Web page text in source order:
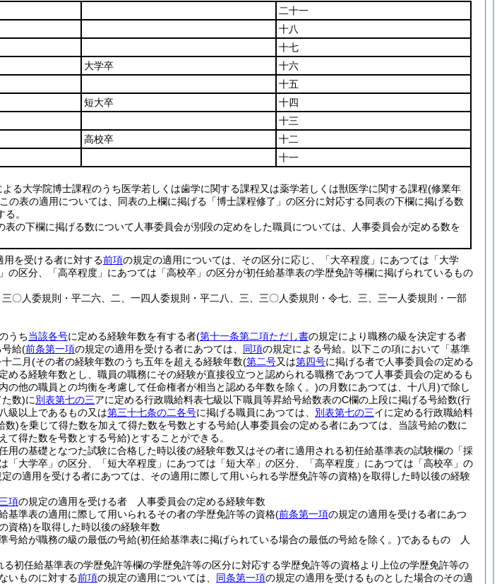
二十一
十八
十七
大学卒
十六
十五
短大卒
十四
十三
高校卒
十二
十一
よる大学院博士課程のうち医学若しくは歯学に関する課程又は薬学若しくは獣医学に関する課程(修業年
の表の適用については、同表の上欄に掲げる「博士課程修了」の区分に対応する同表の下欄に掲げる数
。
の下欄に掲げる数について人事委員会が別段の定めをした職員については、人事委員会が定める数を
を受ける者に対する前項の規定の適用については、その区分に応じ、「大卒程度」にあつては「大学
の区分、「高卒程度」にあつては「高校卒」の区分が初任給基準表の学歴免許等欄に掲げられているもの
〇人委規則・平二六、二、一四人委規則・平二八、三、三〇人委規則・令七、三、三一人委規則・一部
うち当該各号に定める経験年数を有する者(第十一条第二項ただし書の規定により職務の級を決定する者
号給(前条第一項の規定の適用を受ける者にあつては、 同項の規定による号給。以下この項において「基準
二月(その者の経験年数のうち五年を超える経験年数(第二号又は第四号に掲げる者で人事委員会の定める
める経験年数とし、職員の職務にその経験が直接役立つと認められる職務であつて人事委員会の定めるも
の他の職員との均衡を考慮して任命権者が相当と認める年数を除く。)の月数にあつては、十八月)で除し
数)に別表第七の三アに定める行政職給料表七級以下職員等昇給号給数表のC欄の上段に掲げる号給数(行
級以上であるもの又は第三十七条の二各号に掲げる職員にあつては、 別表第七の三イに定める行政職給料
数)を乗じて得た数を加えて得た数を号数とする号給(人事委員会の定める者にあつては、当該号給の数に
て得た数を号数とする号給)とすることができる。
の基礎となつた試験に合格した時以後の経験年数又はその者に適用される初任給基準表の試験欄の「採
「大学卒」の区分、「短大卒程度」にあつては「短大卒」の区分、「高卒程度」にあつては「高校卒」の
定の適用を受ける者にあつては、その適用に際して用いられる学歴免許等の資格)を取得した時以後の経験
項の規定の適用を受ける者 人事委員会の定める経験年数
準表の適用に際して用いられるその者の学歴免許等の資格(前条第一項の規定の適用を受ける者にあつ
資格)を取得した時以後の経験年数
号給が職務の級の最低の号給(初任給基準表に掲げられている場合の最低の号給を除く。)であるもの 人
初任給基準表の学歴免許等欄の学歴免許等の区分に対応する学歴免許等の資格より上位の学歴免許等の
いものに対する前項の規定の適用については、 同条第一項の規定の適用を受けるものとした場合のその適